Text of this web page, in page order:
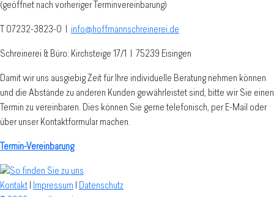
(geöffnet nach vorheriger Terminvereinbarung)
T 07232-3823-0 info@hoffmannschreinerei.de
Schreinerei & Büro: Kirchsteige 17/1 75239 Eisingen
Damit wir uns ausgiebig Zeit für Ihre individuelle Beratung nehmen können
und die Abstände zu anderen Kunden gewährleistet sind, bitte wir Sie einen
Termin zu vereinbaren. Dies können Sie gerne telefonisch, per E-Mail oder
über unser Kontaktformular machen.
Termin-Vereinbarung
Kontakt | Impressum | Datenschutz